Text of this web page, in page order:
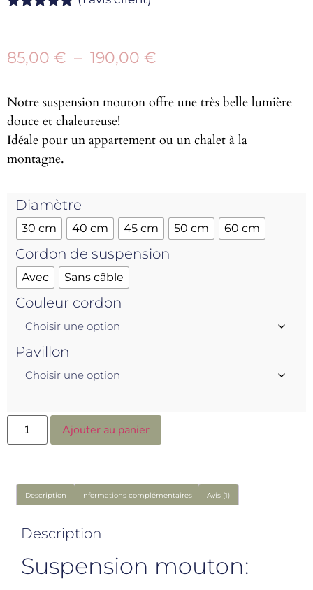
notation
client
85,00 € – 190,00 €
Notre suspension mouton offre une très belle lumière
douce et chaleureuse!
Idéale pour un appartement ou un chalet à la
montagne.
Diamètre
30 cm 40 cm 45 cm 50 cm 60 cm
Cordon de suspension
Avec Sans câble
Couleur cordon
Pavillon
Ajouter au panier
Description Informations complémentaires Avis (1)
Description
Suspension mouton: